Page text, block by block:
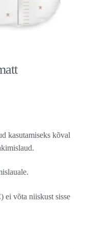
kasutamiseks kõval
ei võta niiskust sisse